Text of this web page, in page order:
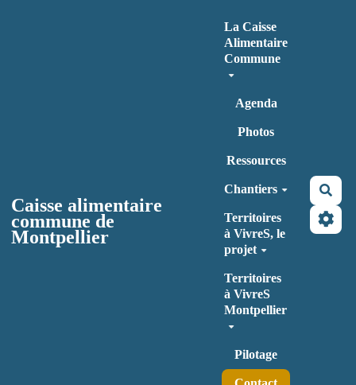
Caisse alimentaire
commune de
Montpellier
La Caisse
Alimentaire
Commune
Agenda
Photos
Ressources
Chantiers
Territoires
à VivreS, le
projet
Territoires
à VivreS
Montpellier
Pilotage